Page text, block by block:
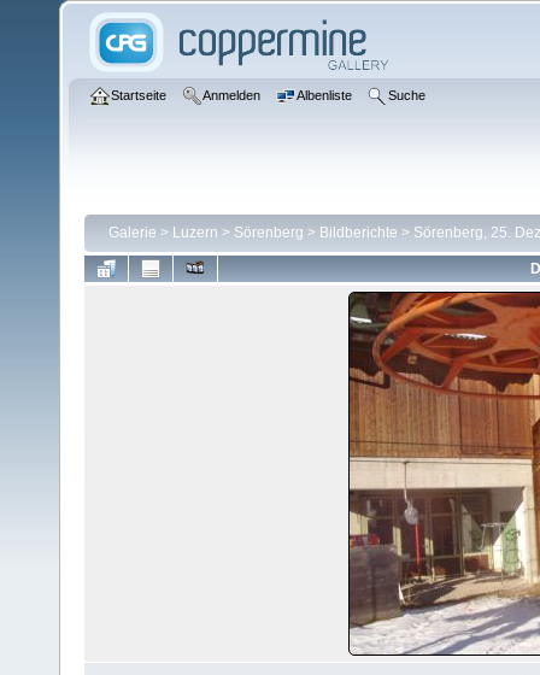
Startseite Anmelden Albenliste Suche
Galerie > Luzern > Sörenberg > Bildberichte > Sörenberg, 25.